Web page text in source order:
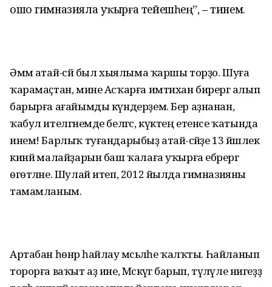
ошо гимназияла уҡырға тейешһең”, – тинем.
Әммә атай-әсәй был хыялыма ҡаршы торҙо. Шуға
ҡарамаҫтан, мине Асҡарға имтихан бирергә алып
барырға ағайымды күндерҙем. Бер аҙнанан,
ҡабул ителгәнемде белгәс, күктең етенсе ҡатында
инем! Барлыҡ туғандарыбыҙ атай-әсәйҙе 13 йәшлек
кинйә малайҙарын баш ҡалаға уҡырға ебәрергә
өгөтләне. Шулай итеп, 2012 йылда гимназияны
тамамланым.
Артабан һөнәр һайлау мәсьәләһе ҡалҡты. Һайланып
торорға ваҡыт аҙ ине, Мәскәүгә барып, түләүле нигеҙҙә